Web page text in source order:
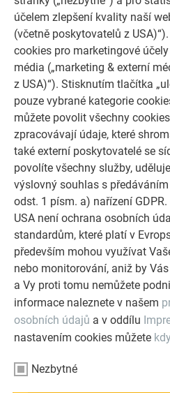
účelem zlepšení kvality naší
(včetně poskytovatelů z
cookies pro marketingové
média („marketing & externí
z USA)“). Stisknutím tlačítka
pouze vybrané kategorie
můžete povolit všechny
zpracovávají údaje, které
také externí poskytovatelé se
povolíte všechny služby,
výslovný souhlas s
odst. 1 písm. a) nařízení
USA není ochrana osobních
standardům, které platí v
především mohou využívat
nebo monitorování, aniž by
a Vy proti tomu nemůžete
informace naleznete v našem
osobních údajů a v oddílu
nastavením cookies můžete
Nezbytné
ŽÁDNÝ STYL A PŘITOM
Pro Grzegorze hraje trvanlivost
Dům Ziebika vyniká svou velkou
jednoduchými formami, plochou
střeše a fasádě v různých
charakter domu. Vchod je ze
barvy. Stojí v ostrém kontrastu s
vůbec nemění. Nejsou zde
model domu,“ říká Grzegorz.
Domovy by neměly pouze
by vydržet i pro další generace.
budova nestárla. „V určitém
se říká in,“ říká Agnieszka s
je něco, s čím musí architektura
vývoj architektury v jejich
žádný vlastní polský styl a stavby
uměleckého,“ říkají. Možná i